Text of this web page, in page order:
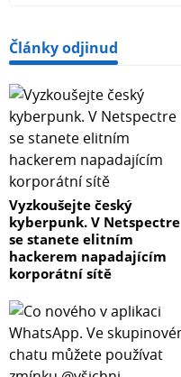
Články odjinud
Vyzkoušejte český
kyberpunk. V Netspectre
se stanete elitním
hackerem napadajícím
korporátní sítě